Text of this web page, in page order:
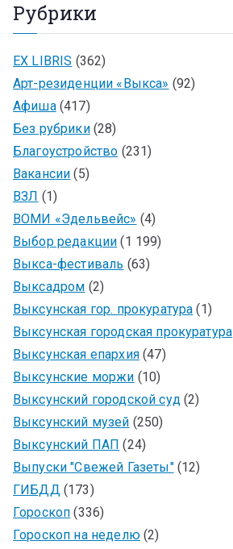
Рубрики
EX LIBRIS (362)
Арт-резиденции «Выкса» (92)
Афиша(417)
Без рубрики(28)
Благоустройство (231)
Вакансии (5)
ВЗЛ (1)
ВОМИ «Эдельвейс» (4)
Выбор редакции (1 199)
Выкса-фестиваль (63)
Выксадром (2)
Выксунская гор. прокуратура (1)
Выксунская городская прокуратура
Выксунская епархия(47)
Выксунские моржи (10)
Выксунский городской суд(2)
Выксунский музей (250)
Выксунский ПАП (24)
Выпуски "Свежей Газеты"(12)
ГИБДД(173)
Гороскоп (336)
Гороскоп на неделю(2)